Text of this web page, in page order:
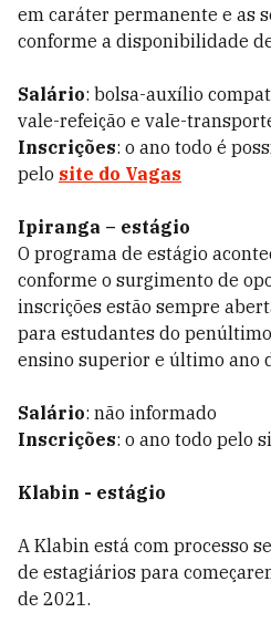
em caráter permanente e as
conforme a disponibilidade
Salário: bolsa-auxílio
vale-refeição e vale-
Inscrições: o ano todo é
pelo site do Vagas
Ipiranga – estágio
O programa de estágio
conforme o surgimento de
inscrições estão sempre
para estudantes do
ensino superior e último ano
Salário: não informado
Inscrições: o ano todo pelo
Klabin - estágio
A Klabin está com processo
de estagiários para
de 2021.